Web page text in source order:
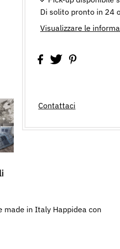
Di solito pronto in 24
Visualizzare le
Contattaci
made in Italy Happidea con